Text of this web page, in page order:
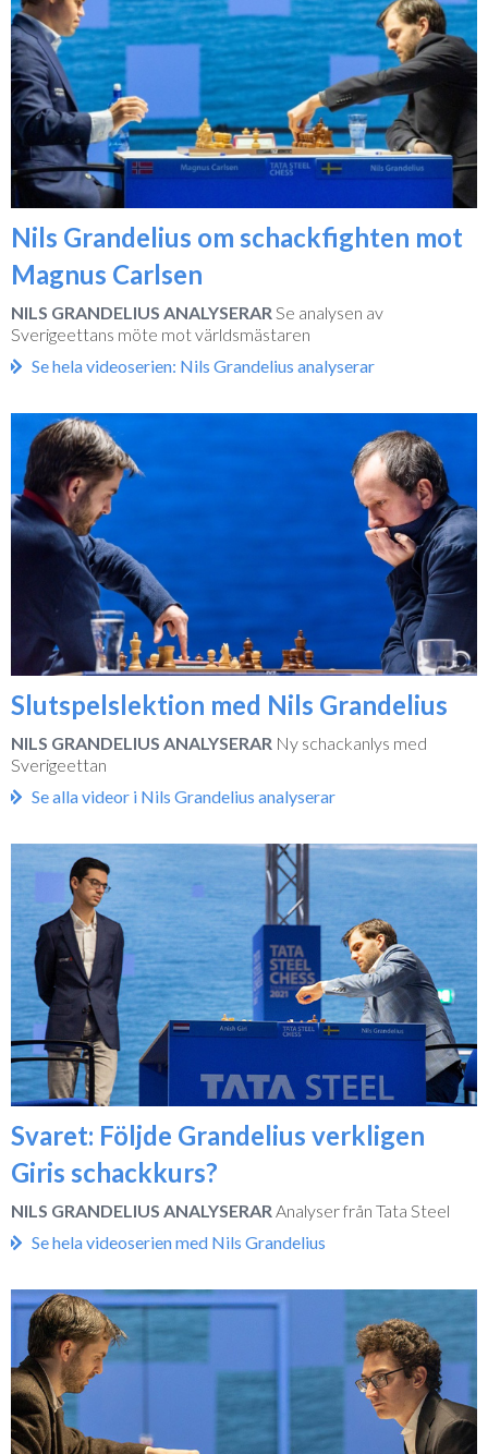
Nils Grandelius om schackfighten mot
Magnus Carlsen
NILS GRANDELIUS ANALYSERAR Se analysen av
Sverigeettans möte mot världsmästaren
Se hela videoserien: Nils Grandelius analyserar
Slutspelslektion med Nils Grandelius
NILS GRANDELIUS ANALYSERAR Ny schackanlys med
Sverigeettan
Se alla videor i Nils Grandelius analyserar
Svaret: Följde Grandelius verkligen
Giris schackkurs?
NILS GRANDELIUS ANALYSERAR Analyser från Tata Steel
Se hela videoserien med Nils Grandelius